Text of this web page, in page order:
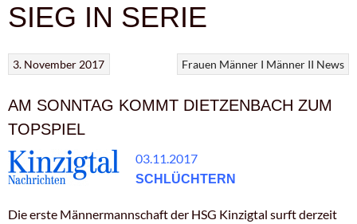
SIEG IN SERIE
Frauen Männer I Männer II News
3. November 2017
AM SONNTAG KOMMT DIETZENBACH ZUM
TOPSPIEL
03.11.2017
SCHLÜCHTERN
Die erste Männermannschaft der HSG Kinzigtal surft derzeit